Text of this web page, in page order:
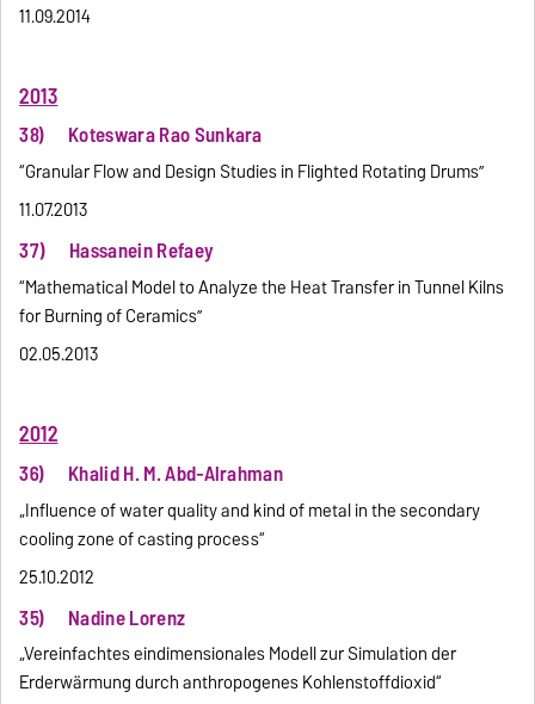
11.09.2014
2013
38) Koteswara Rao Sunkara
“Granular Flow and Design Studies in Flighted Rotating Drums”
11.07.2013
37) Hassanein Refaey
“Mathematical Model to Analyze the Heat Transfer in Tunnel Kilns
for Burning of Ceramics”
02.05.2013
2012
36) Khalid H. M. Abd-Alrahman
„Influence of water quality and kind of metal in the secondary
cooling zone of casting process“
25.10.2012
35) Nadine Lorenz
„Vereinfachtes eindimensionales Modell zur Simulation der
Erderwärmung durch anthropogenes Kohlenstoffdioxid“